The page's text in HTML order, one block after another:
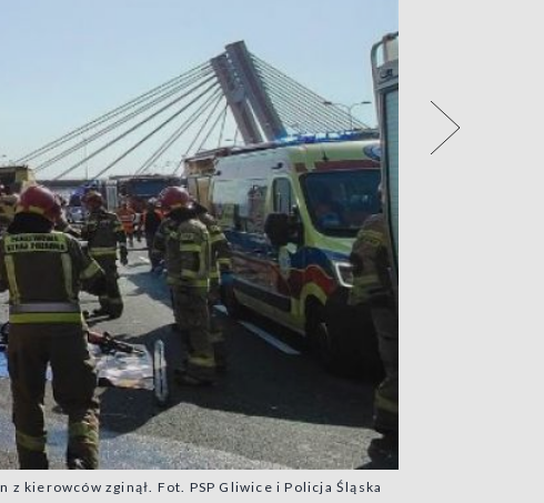
z kierowców zginął. Fot. PSP Gliwice i Policja Śląska